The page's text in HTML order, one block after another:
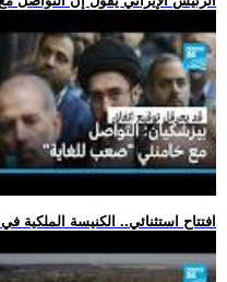
.. افتتاح استثنائي.. الكنيسة الملكية